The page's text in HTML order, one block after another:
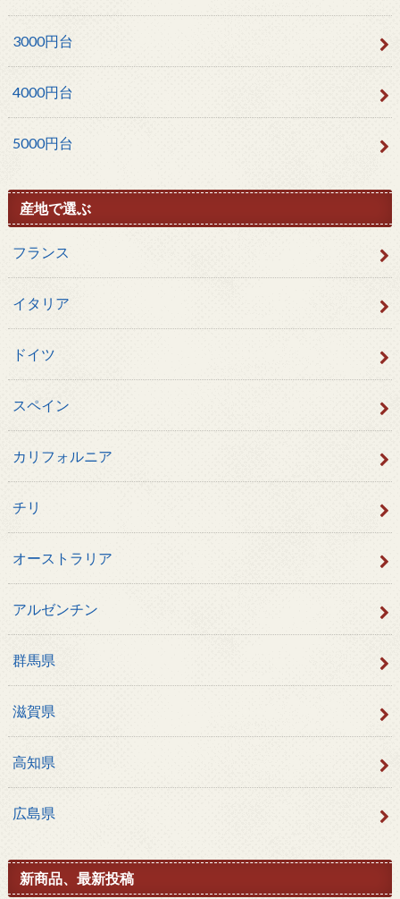
3000円台
4000円台
5000円台
産地で選ぶ
フランス
イタリア
ドイツ
スペイン
カリフォルニア
チリ
オーストラリア
アルゼンチン
群馬県
滋賀県
高知県
広島県
新商品、最新投稿